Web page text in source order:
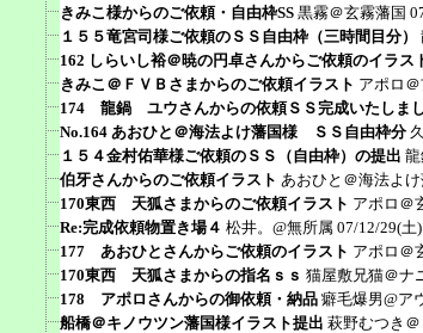
きみこ様からのご依頼・自由枠SS 黒霧＠玄霧藩国
１５５竜宮司様ご依頼のＳＳ自由枠（三時間目分）
162 しらいし裕＠暁の円卓さんからご依頼のイラス
きみこ＠ＦＶＢさまからのご依頼イラスト アポロ
174 龍鍋 ユウさんからの依頼ＳＳ完成いたしま
No.164 あおひと＠海法よけ藩国様 ＳＳ自由枠分
１５４金村佑華様ご依頼のＳＳ（自由枠）の提出
伯牙さんからのご依頼イラスト あおひと＠海法よけ
170東西 天狐さまからのご依頼イラスト アポロ＠
Re:完成依頼物置き場４ 松井。@無所属 07/12/29(土
177 あおひとさんからご依頼のイラスト アポロ＠
170東西 天狐さまからの指名ｓｓ 猫屋敷兄猫＠ナ
178 アポロさんからの御依頼・納品 癖毛爆男@ア
船橋＠キノウツン藩国様イラスト提出 萩野むつき